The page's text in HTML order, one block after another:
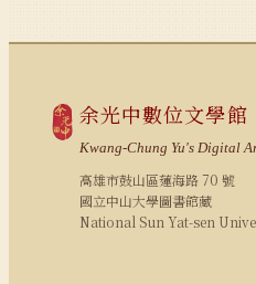
余光中數位文學館
Kwang-Chung Yu's Digital
高雄市鼓山區蓮海路 70 號
國立中山大學圖書館藏
National Sun Yat-sen